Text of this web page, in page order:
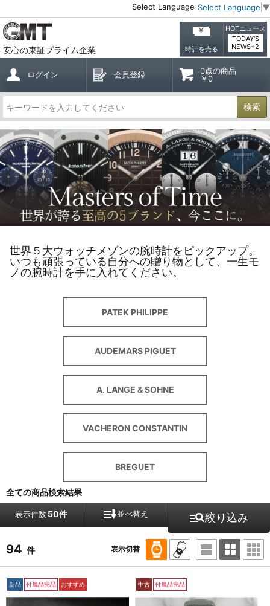
Select Language Select Language ▼
安心の東証プライム企業 時計を売る
HOTニュース
TODAY'S
NEWS+2
ログイン 会員登録
0点の商品
￥0
検索
世界５大ウォッチメゾンの腕時計をピックアップ。
いつも頑張っている自分への贈り物として、一生モ
ノの腕時計を手に入れてください。
PATEK PHILIPPE
AUDEMARS PIGUET
A. LANGE & SOHNE
VACHERON CONSTANTIN
BREGUET
全ての商品検索結果
表示件数50件 並べ替え 絞り込み
94 件 表示切替
新品 付属品完品 おすすめ 中古 付属品完品